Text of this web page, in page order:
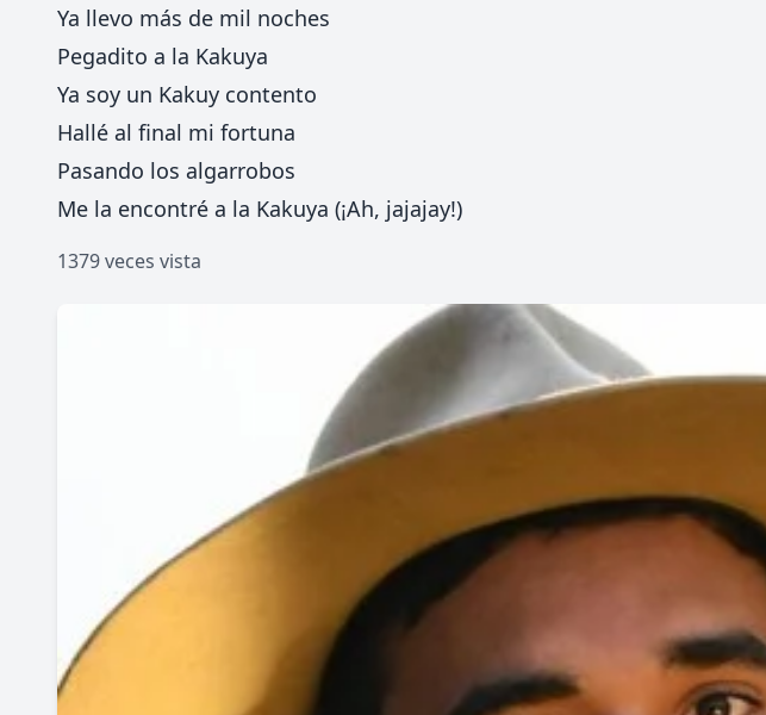
Ya llevo más de mil noches
Pegadito a la Kakuya
Ya soy un Kakuy contento
Hallé al final mi fortuna
Pasando los algarrobos
Me la encontré a la Kakuya (¡Ah, jajajay!)
1379 veces vista